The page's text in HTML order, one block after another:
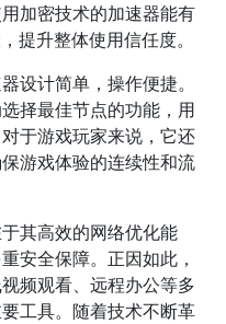
加密技术的加速器能有
提升整体使用信任度。
设计简单，操作便捷。
择最佳节点的功能，用
于游戏玩家来说，它还
游戏体验的连续性和流
其高效的网络优化能
安全保障。正因如此，
频观看、远程办公等多
工具。随着技术不断革